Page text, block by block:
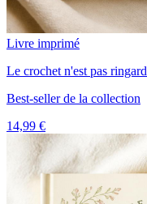
Livre imprimé
Le crochet n'est pas
Best-seller de la collection
14,99 €